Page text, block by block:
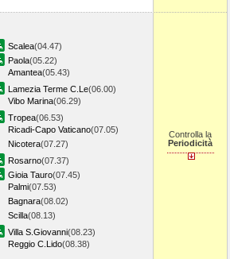
Scalea(04.47)
Paola(05.22)
Amantea(05.43)
Lamezia Terme C.Le(06.00)
Vibo Marina(06.29)
Tropea(06.53)
Ricadi-Capo Vaticano(07.05)
Nicotera(07.27)
Rosarno(07.37)
Gioia Tauro(07.45)
Palmi(07.53)
Bagnara(08.02)
Scilla(08.13)
Villa S.Giovanni(08.23)
Reggio C.Lido(08.38)
Controlla la
Periodicità